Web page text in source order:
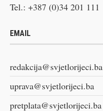
Tel.: +387 (0)34 201 111
EMAIL
redakcija@svjetlorijeci.ba
uprava@svjetlorijeci.ba
pretplata@svjetlorijeci.ba